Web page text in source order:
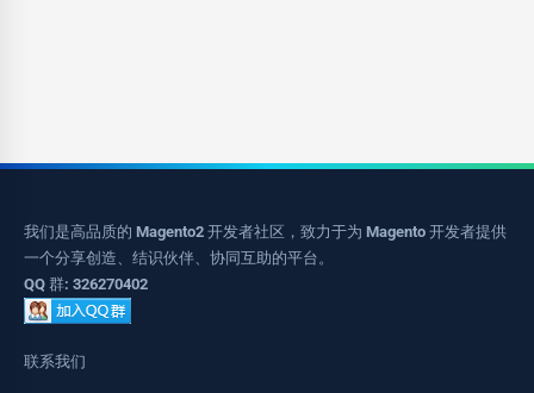
我们是高品质的 Magento2 开发者社区，致力于为 Magento 开发者提供
一个分享创造、结识伙伴、协同互助的平台。
QQ 群: 326270402
联系我们